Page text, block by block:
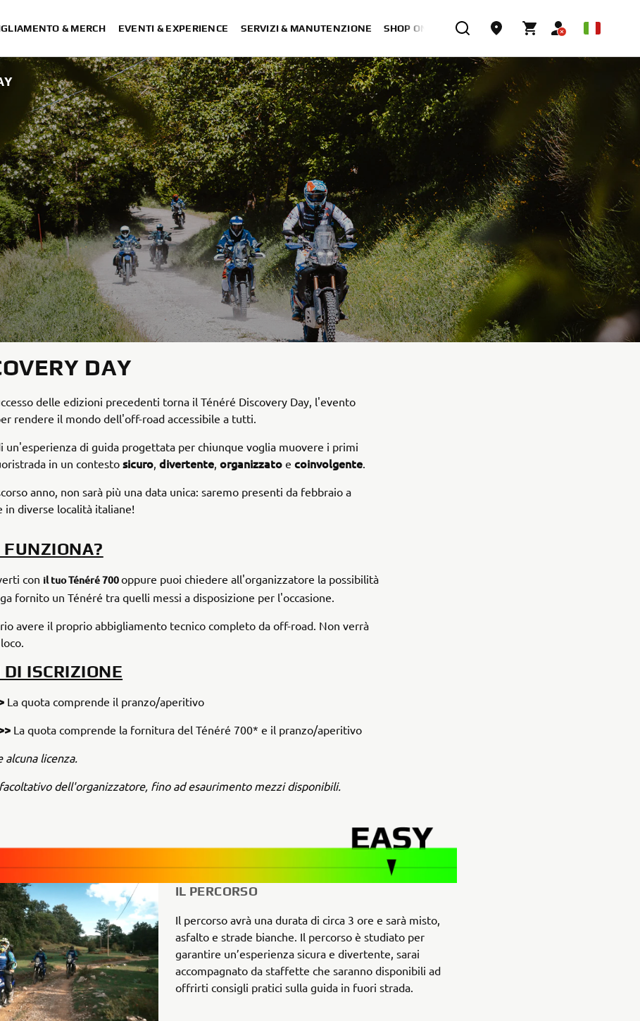
& MERCH EVENTI & EXPERIENCE SERVIZI & MANUTENZIONE SHOP ONLINE
DAY
delle edizioni precedenti torna il Ténéré Discovery Day, l'evento
rendere il mondo dell'off-road accessibile a tutti.
un'esperienza di guida progettata per chiunque voglia muovere i primi
in un contesto sicuro, divertente, organizzato e coinvolgente.
anno, non sarà più una data unica: saremo presenti da febbraio a
in diverse località italiane!
FUNZIONA?
con il tuo Ténéré 700oppure puoi chiedere all'organizzatore la possibilità
fornito un Ténéré tra quelli messi a disposizione per l'occasione.
avere il proprio abbigliamento tecnico completo da off-road. Non verrà
DI ISCRIZIONE
La quota comprende il pranzo/aperitivo
La quota comprende la fornitura del Ténéré 700* e il pranzo/aperitivo
alcuna licenza.
dell'organizzatore, fino ad esaurimento mezzi disponibili.
IL PERCORSO
Il percorso avrà una durata di circa 3 ore e sarà misto,
asfalto e strade bianche. Il percorso è studiato per
garantire un’esperienza sicura e divertente, sarai
accompagnato da staffette che saranno disponibili ad
offrirti consigli pratici sulla guida in fuori strada.